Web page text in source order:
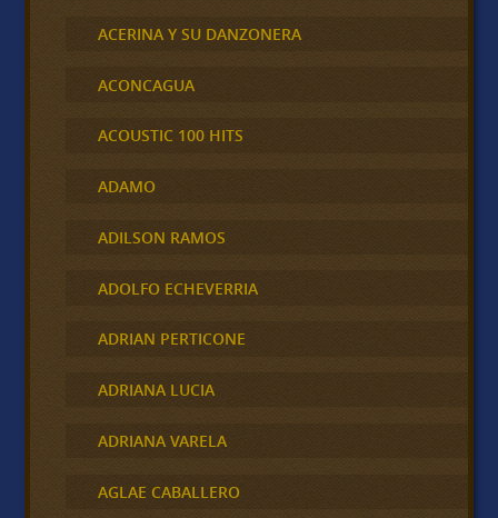
ACERINA Y SU DANZONERA
ACONCAGUA
ACOUSTIC 100 HITS
ADAMO
ADILSON RAMOS
ADOLFO ECHEVERRIA
ADRIAN PERTICONE
ADRIANA LUCIA
ADRIANA VARELA
AGLAE CABALLERO